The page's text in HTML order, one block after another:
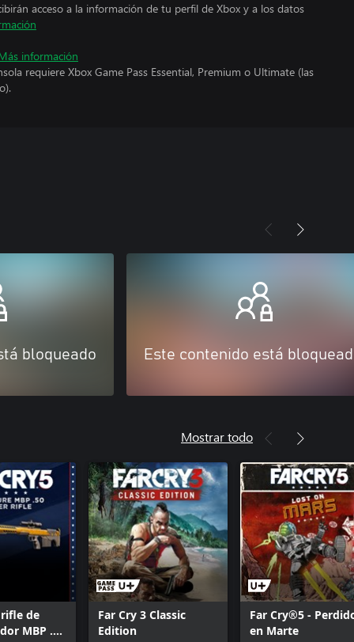
acceso a la información de tu perfil de Xbox y a los datos
información
requiere Xbox Game Pass Essential, Premium o Ultimate (las
bloqueado Este contenido está
Mostrar todo
rifle de
MBP .50
Far Cry 3 Classic
Edition
Far Cry®5 -
en Marte